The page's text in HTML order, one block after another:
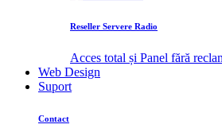
Reseller Servere Radio
Acces total și Panel fără
Web Design
Suport
Contact